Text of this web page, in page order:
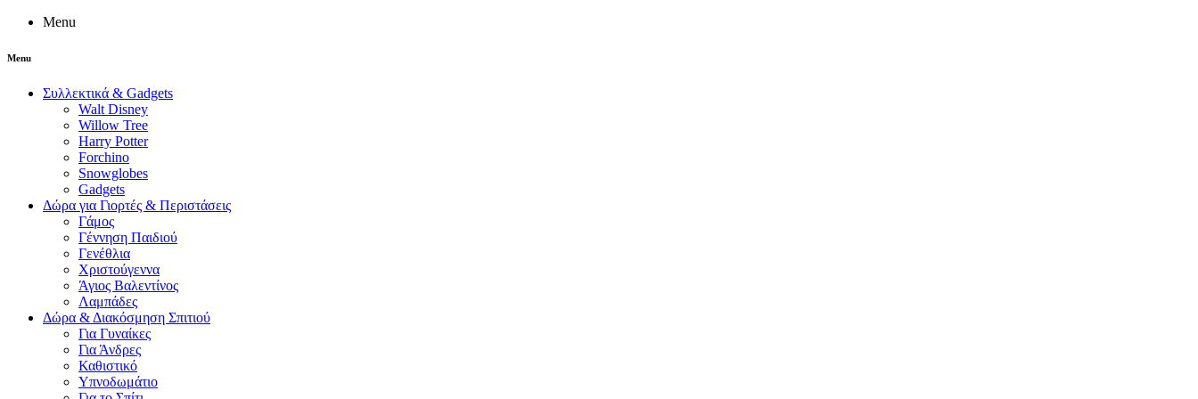
Menu
Menu
Συλλεκτικά & Gadgets
Walt Disney
Willow Tree
Harry Potter
Forchino
Snowglobes
Gadgets
Δώρα για Γιορτές & Περιστάσεις
Γάμος
Γέννηση Παιδιού
Γενέθλια
Χριστούγεννα
Άγιος Βαλεντίνος
Λαμπάδες
Δώρα & Διακόσμηση Σπιτιού
Για Γυναίκες
Για Άνδρες
Καθιστικό
Υπνοδωμάτιο